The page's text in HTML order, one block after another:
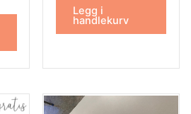
Legg i
handlekurv